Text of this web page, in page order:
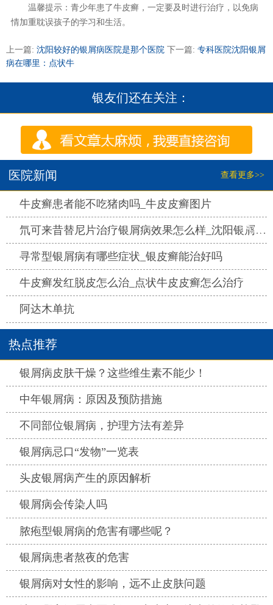
温馨提示：青少年患了牛皮癣，一定要及时进行治疗，以免病
情加重耽误孩子的学习和生活。
上一篇: 沈阳较好的银屑病医院是那个医院 下一篇: 专科医院沈阳银屑
病在哪里：点状牛
银友们还在关注：
医院新闻 查看更多>>
牛皮癣患者能不吃猪肉吗_牛皮皮癣图片
氘可来昔替尼片治疗银屑病效果怎么样_沈阳银屑病医院哪家好
热点
寻常型银屑病有哪些症状_银皮癣能治好吗
牛皮癣发红脱皮怎么治_点状牛皮皮癣怎么治疗热点
阿达木单抗
热点推荐
银屑病皮肤干燥？这些维生素不能少！
中年银屑病：原因及预防措施
不同部位银屑病，护理方法有差异
银屑病忌口“发物”一览表
头皮银屑病产生的原因解析
银屑病会传染人吗
脓疱型银屑病的危害有哪些呢？
银屑病患者熬夜的危害
银屑病对女性的影响，远不止皮肤问题